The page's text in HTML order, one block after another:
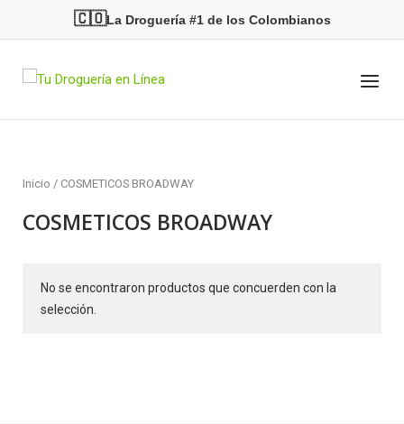
🇨🇴La Droguería #1 de los Colombianos
Home Menu
Inicio / COSMETICOS BROADWAY
COSMETICOS BROADWAY
No se encontraron productos que concuerden con la
selección.